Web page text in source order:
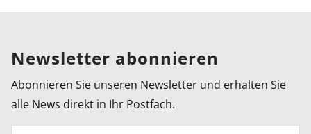
Newsletter abonnieren
Abonnieren Sie unseren Newsletter und erhalten Sie
alle News direkt in Ihr Postfach.